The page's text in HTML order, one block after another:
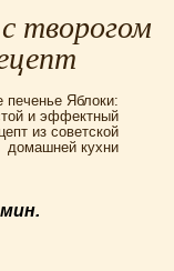
творогом
печенье Яблоки:
и эффектный
из советской
домашней кухни